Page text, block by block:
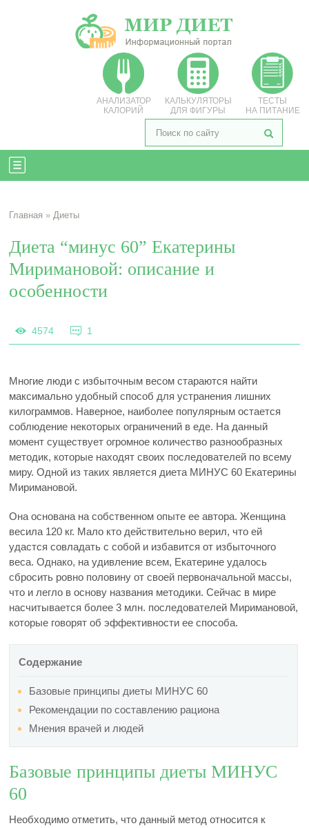
АНАЛИЗАТОР
КАЛОРИЙ
КАЛЬКУЛЯТОРЫ
ДЛЯ ФИГУРЫ
ТЕСТЫ
НА ПИТАНИЕ
Главная »Диеты
Диета “минус 60” Екатерины
Миримановой: описание и
особенности
4574 1
Многие люди с избыточным весом стараются найти
максимально удобный способ для устранения лишних
килограммов. Наверное, наиболее популярным остается
соблюдение некоторых ограничений в еде. На данный
момент существует огромное количество разнообразных
методик, которые находят своих последователей по всему
миру. Одной из таких является диета МИНУС 60 Екатерины
Миримановой.
Она основана на собственном опыте ее автора. Женщина
весила 120 кг. Мало кто действительно верил, что ей
удастся совладать с собой и избавится от избыточного
веса. Однако, на удивление всем, Екатерине удалось
сбросить ровно половину от своей первоначальной массы,
что и легло в основу названия методики. Сейчас в мире
насчитывается более 3 млн. последователей Миримановой,
которые говорят об эффективности ее способа.
Содержание
Базовые принципы диеты МИНУС 60
Рекомендации по составлению рациона
Мнения врачей и людей
Базовые принципы диеты МИНУС
60
Необходимо отметить, что данный метод относится к